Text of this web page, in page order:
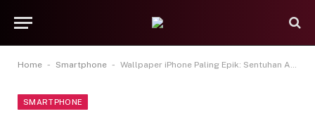
Home - Smartphone - Wallpaper iPhone Paling Epik: Sentuhan AI Luar Angkasa!
SMARTPHONE